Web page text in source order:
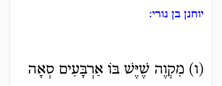
יוחנן בן נורי:
(ו) מִקְוֶה שֶׁיֶּשׁ בּוֹ אַרְבָּעִים סְאָה